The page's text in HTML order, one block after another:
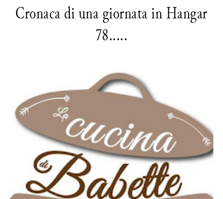
Cronaca di una giornata in Hangar
78.....